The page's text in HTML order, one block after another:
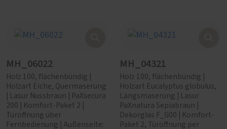
MH_06022
Holz 100, flächenbündig |
Holzart Eiche, Quermaserung
| Lasur Nussbraun | PaXsecura
200 | Komfort-Paket 2 |
Türöffnung über
Fernbedienung | Außenseite:
MH_04321
Holz 100, flächenbündig |
Holzart Eucalyptus globulus,
Längsmaserung | Lasur
PaXnatura Sepiabraun |
Dekorglas F_G00 | Komfort-
Paket 2, Türöffnung per